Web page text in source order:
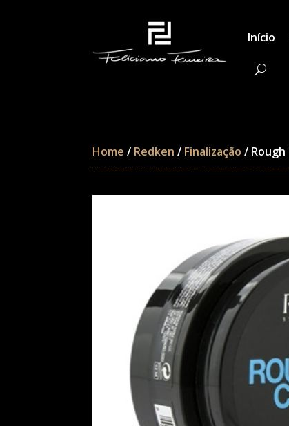
Início
Home / Redken / Finalização / Rough